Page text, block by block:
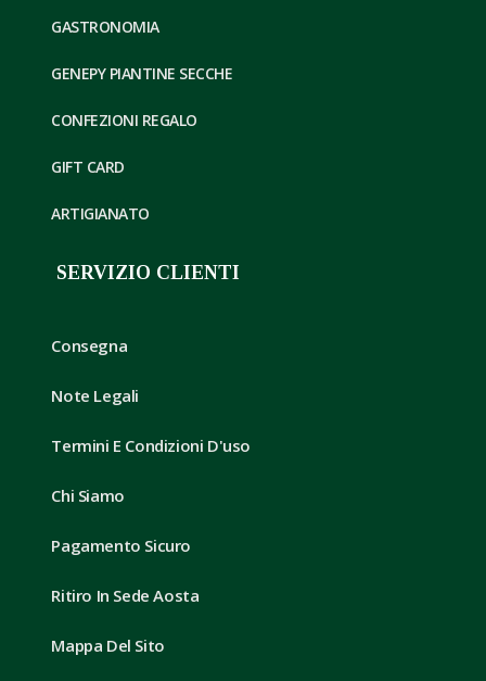
GASTRONOMIA
GENEPY PIANTINE SECCHE
CONFEZIONI REGALO
GIFT CARD
ARTIGIANATO
SERVIZIO CLIENTI
Consegna
Note Legali
Termini E Condizioni D'uso
Chi Siamo
Pagamento Sicuro
Ritiro In Sede Aosta
Mappa Del Sito